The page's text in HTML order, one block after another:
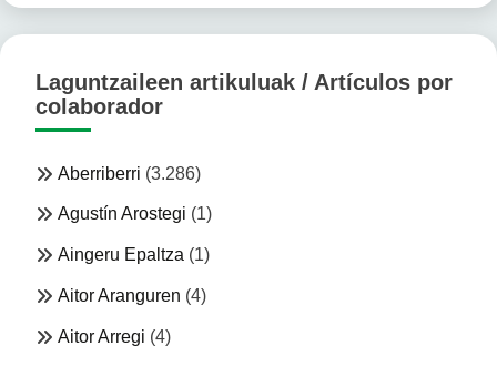
Laguntzaileen artikuluak / Artículos por
colaborador
Aberriberri (3.286)
Agustín Arostegi (1)
Aingeru Epaltza (1)
Aitor Aranguren (4)
Aitor Arregi (4)